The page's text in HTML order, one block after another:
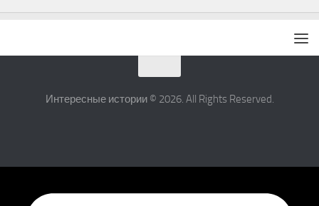
Интересные истории © 2026. All Rights Reserved.